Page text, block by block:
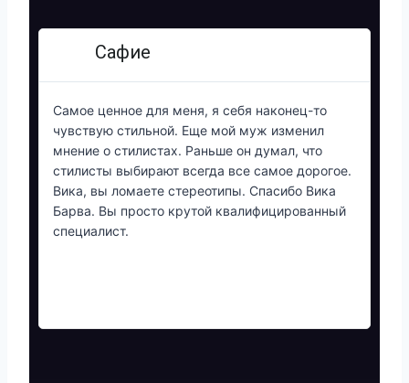
Сафие
Самое ценное для меня, я себя наконец-то
чувствую стильной. Еще мой муж изменил
мнение о стилистах. Раньше он думал, что
стилисты выбирают всегда все самое дорогое.
Вика, вы ломаете стереотипы. Спасибо Вика
Барва. Вы просто крутой квалифицированный
специалист.